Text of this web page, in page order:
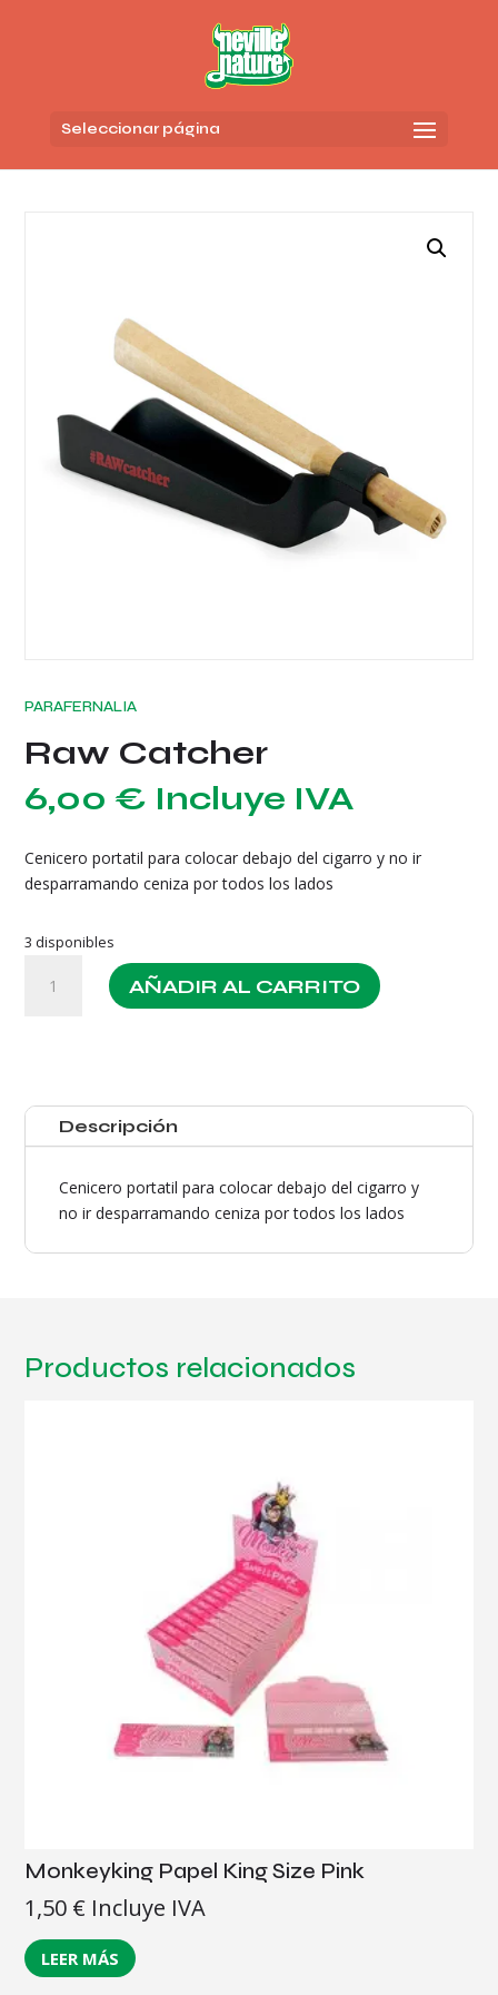
Seleccionar página
PARAFERNALIA
Raw Catcher
6,00 € Incluye IVA
Cenicero portatil para colocar debajo del cigarro y no ir
desparramando ceniza por todos los lados
3 disponibles
Catcher
AÑADIR AL CARRITO
Descripción
Cenicero portatil para colocar debajo del cigarro y
no ir desparramando ceniza por todos los lados
Productos relacionados
Monkeyking Papel King Size Pink
1,50 € Incluye IVA
LEER MÁS